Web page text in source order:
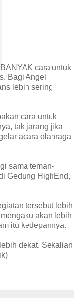
BANYAK cara untuk
Bagi Angel
lebih sering
cara untuk
tak jarang jika
acara olahraga
sama teman-
Gedung HighEnd,
tersebut lebih
akan lebih
itu kedepannya.
dekat. Sekalian